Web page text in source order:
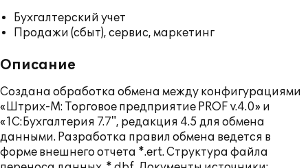
Бухгалтерский учет
Продажи (сбыт), сервис, маркетинг
Описание
Создана обработка обмена между конфигурациями
«Штрих-М: Торговое предприятие PROF v.4.0» и
«1С:Бухгалтерия 7.7", редакция 4.5 для обмена
данными. Разработка правил обмена ведется в
форме внешнего отчета *.ert. Структура файла